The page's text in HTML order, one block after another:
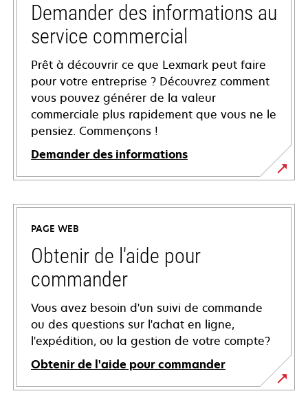
Demander des informations au
service commercial
Prêt à découvrir ce que Lexmark peut faire
pour votre entreprise ? Découvrez comment
vous pouvez générer de la valeur
commerciale plus rapidement que vous ne le
pensiez. Commençons !
Demander des informations
PAGE WEB
Obtenir de l'aide pour
commander
Vous avez besoin d'un suivi de commande
ou des questions sur l'achat en ligne,
l'expédition, ou la gestion de votre compte?
Obtenir de l'aide pour commander